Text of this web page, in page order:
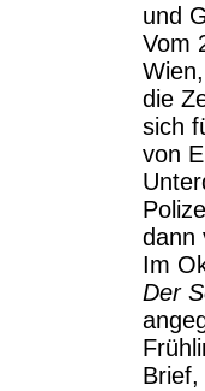
und
Vom
die
sich
von
dann
Im
Der